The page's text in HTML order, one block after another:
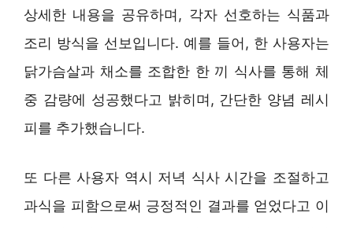
상세한 내용을 공유하며, 각자 선호하는 식품과
조리 방식을 선보입니다. 예를 들어, 한 사용자는
닭가슴살과 채소를 조합한 한 끼 식사를 통해 체
중 감량에 성공했다고 밝히며, 간단한 양념 레시
피를 추가했습니다.
또 다른 사용자 역시 저녁 식사 시간을 조절하고
과식을 피함으로써 긍정적인 결과를 얻었다고 이